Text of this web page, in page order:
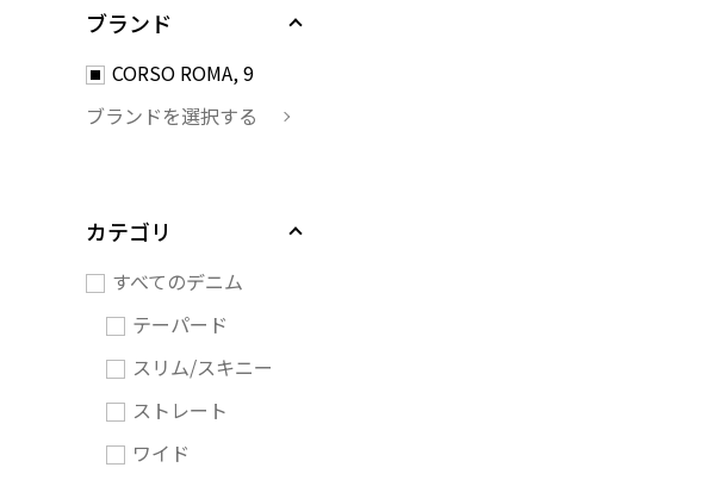
ブランド
CORSO ROMA, 9
ブランドを選択する
カテゴリ
すべてのデニム
テーパード
スリム/スキニー
ストレート
ワイド